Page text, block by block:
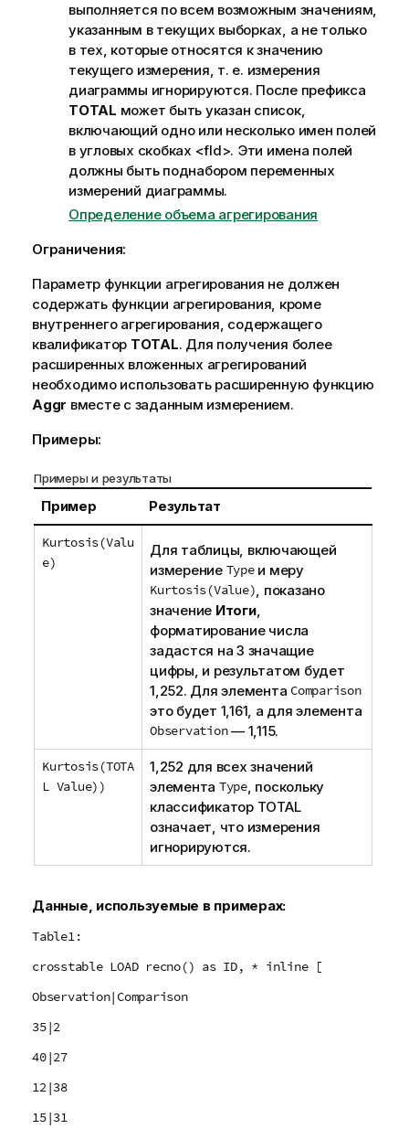
выполняется по всем возможным значениям,
указанным в текущих выборках, а не только
в тех, которые относятся к значению
текущего измерения, т. е. измерения
диаграммы игнорируются. После префикса
TOTAL может быть указан список,
включающий одно или несколько имен полей
в угловых скобках <fld>. Эти имена полей
должны быть поднабором переменных
измерений диаграммы.
Определение объема агрегирования
Ограничения:
Параметр функции агрегирования не должен
содержать функции агрегирования, кроме
внутреннего агрегирования, содержащего
квалификатор TOTAL. Для получения более
расширенных вложенных агрегирований
необходимо использовать расширенную функцию
Aggr вместе с заданным измерением.
Примеры:
Примеры и результаты
Пример Результат
Kurtosis(Valu
e)
Для таблицы, включающей
измерение Typeи меру
Kurtosis(Value), показано
значение Итоги,
форматирование числа
задастся на 3 значащие
цифры, и результатом будет
1,252. Для элемента Comparison
это будет 1,161, а для элемента
Observation— 1,115.
Kurtosis(TOTA
L Value))
1,252 для всех значений
элемента Type, поскольку
классификатор TOTAL
означает, что измерения
игнорируются.
Данные, используемые в примерах:
Table1:
crosstable LOAD recno() as ID, * inline [
Observation|Comparison
35|2
40|27
12|38
15|31